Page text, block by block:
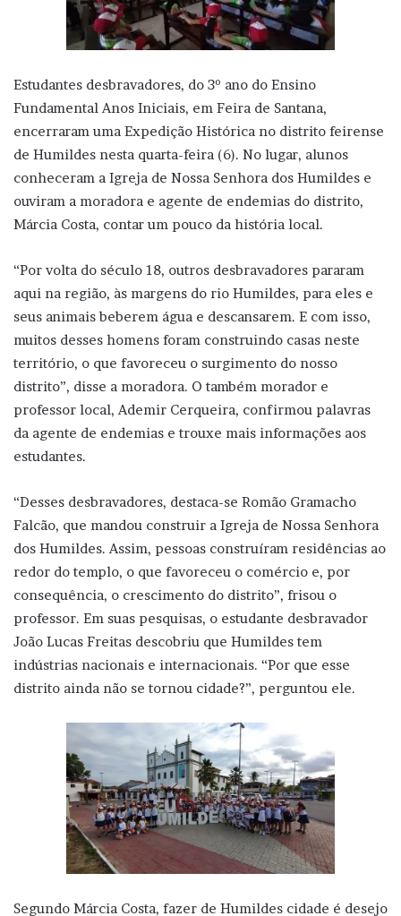
Estudantes desbravadores, do 3º ano do Ensino
Fundamental Anos Iniciais, em Feira de Santana,
encerraram uma Expedição Histórica no distrito feirense
de Humildes nesta quarta-feira (6). No lugar, alunos
conheceram a Igreja de Nossa Senhora dos Humildes e
ouviram a moradora e agente de endemias do distrito,
Márcia Costa, contar um pouco da história local.
“Por volta do século 18, outros desbravadores pararam
aqui na região, às margens do rio Humildes, para eles e
seus animais beberem água e descansarem. E com isso,
muitos desses homens foram construindo casas neste
território, o que favoreceu o surgimento do nosso
distrito”, disse a moradora. O também morador e
professor local, Ademir Cerqueira, confirmou palavras
da agente de endemias e trouxe mais informações aos
estudantes.
“Desses desbravadores, destaca-se Romão Gramacho
Falcão, que mandou construir a Igreja de Nossa Senhora
dos Humildes. Assim, pessoas construíram residências ao
redor do templo, o que favoreceu o comércio e, por
consequência, o crescimento do distrito”, frisou o
professor. Em suas pesquisas, o estudante desbravador
João Lucas Freitas descobriu que Humildes tem
indústrias nacionais e internacionais. “Por que esse
distrito ainda não se tornou cidade?”, perguntou ele.
Segundo Márcia Costa, fazer de Humildes cidade é desejo